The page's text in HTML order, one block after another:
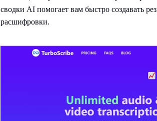
сводки AI помогает вам быстро создавать
расшифровки.